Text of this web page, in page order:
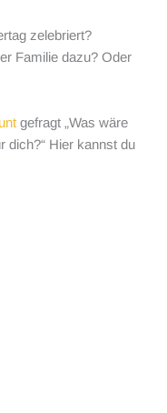
zelebriert?
Familie dazu? Oder
gefragt „Was wäre
dich?“ Hier kannst du